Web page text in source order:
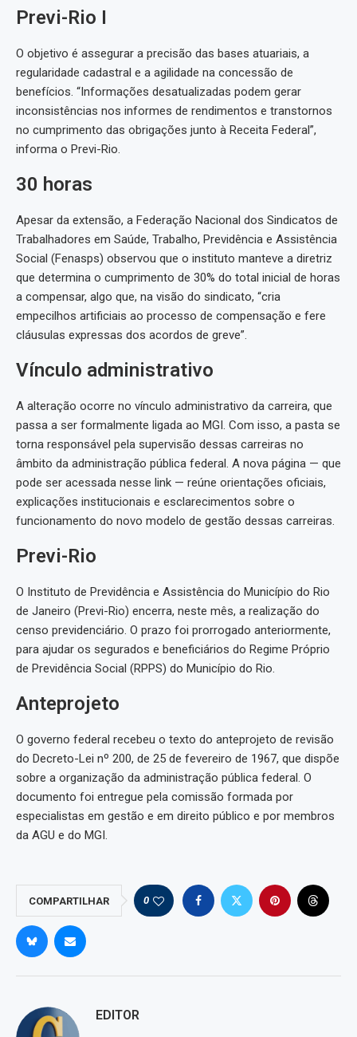
Previ-Rio I
O objetivo é assegurar a precisão das bases atuariais, a
regularidade cadastral e a agilidade na concessão de
benefícios. “Informações desatualizadas podem gerar
inconsistências nos informes de rendimentos e transtornos
no cumprimento das obrigações junto à Receita Federal”,
informa o Previ-Rio.
30 horas
Apesar da extensão, a Federação Nacional dos Sindicatos de
Trabalhadores em Saúde, Trabalho, Previdência e Assistência
Social (Fenasps) observou que o instituto manteve a diretriz
que determina o cumprimento de 30% do total inicial de horas
a compensar, algo que, na visão do sindicato, “cria
empecilhos artificiais ao processo de compensação e fere
cláusulas expressas dos acordos de greve”.
Vínculo administrativo
A alteração ocorre no vínculo administrativo da carreira, que
passa a ser formalmente ligada ao MGI. Com isso, a pasta se
torna responsável pela supervisão dessas carreiras no
âmbito da administração pública federal. A nova página — que
pode ser acessada nesse link — reúne orientações oficiais,
explicações institucionais e esclarecimentos sobre o
funcionamento do novo modelo de gestão dessas carreiras.
Previ-Rio
O Instituto de Previdência e Assistência do Município do Rio
de Janeiro (Previ-Rio) encerra, neste mês, a realização do
censo previdenciário. O prazo foi prorrogado anteriormente,
para ajudar os segurados e beneficiários do Regime Próprio
de Previdência Social (RPPS) do Município do Rio.
Anteprojeto
O governo federal recebeu o texto do anteprojeto de revisão
do Decreto-Lei nº 200, de 25 de fevereiro de 1967, que dispõe
sobre a organização da administração pública federal. O
documento foi entregue pela comissão formada por
especialistas em gestão e em direito público e por membros
da AGU e do MGI.
COMPARTILHAR 0
EDITOR